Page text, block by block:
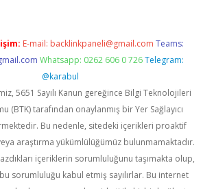
E-mail: backlinkpaneli@gmail.com Teams:
Whatsapp: 0262 606 0 726 Telegram:
@karabul
5651 Sayılı Kanun gereğince Bilgi Teknolojileri
(BTK) tarafından onaylanmış bir Yer Sağlayıcı
Bu nedenle, sitedeki içerikleri proaktif
araştırma yükümlülüğümüz bulunmamaktadır.
içeriklerin sorumluluğunu taşımakta olup,
sorumluluğu kabul etmiş sayılırlar. Bu internet